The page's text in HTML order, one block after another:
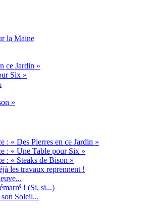
: « Des Pierres en ce Jardin »
: « Une Table pour Six »
: « Steaks de Bison »
les travaux reprennent !
! (Si, si...)
Soleil...